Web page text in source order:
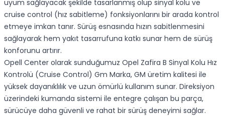
uyum sağlayacak şekilde tasarlanmış olup sinyal kolu ve
cruise control (hız sabitleme) fonksiyonlarını bir arada kontrol
etmeye imkan tanır. Sürüş esnasında hızın sabitlenmesini
sağlayarak hem yakıt tasarrufuna katkı sunar hem de sürüş
konforunu artırır.
Opell Center olarak sunduğumuz Opel Zafira B Sinyal Kolu Hız
Kontrolü (Cruise Control) Gm Marka, GM üretim kalitesi ile
yüksek dayanıklılık ve uzun ömürlü kullanım sunar. Direksiyon
üzerindeki kumanda sistemi ile entegre çalışan bu parça,
sürücüye daha güvenli ve rahat bir sürüş deneyimi sağlar.